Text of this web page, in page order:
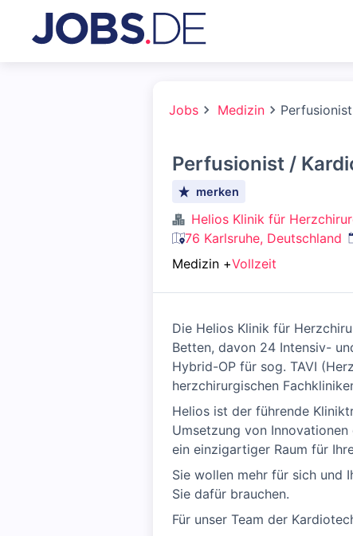
Jobs Medizin
Perfusionist /
merken
Helios Klinik für
76 Karlsruhe, Deutschland
Medizin +Vollzeit
Die Helios Klinik für
Betten, davon 24 Intensiv-
Hybrid-OP für sog. TAVI
herzchirurgischen
Helios ist der führende
Umsetzung von
ein einzigartiger Raum für
Sie wollen mehr für sich und
Sie dafür brauchen.
Für unser Team der